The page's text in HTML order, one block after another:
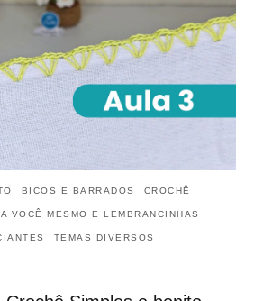
BICOS E BARRADOS CROCHÊ
VOCÊ MESMO E LEMBRANCINHAS
TEMAS DIVERSOS